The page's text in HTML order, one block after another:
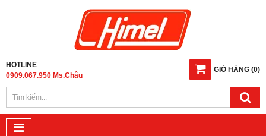
GIỎ HÀNG (0)
HOTLINE
0909.067.950 Ms.Châu